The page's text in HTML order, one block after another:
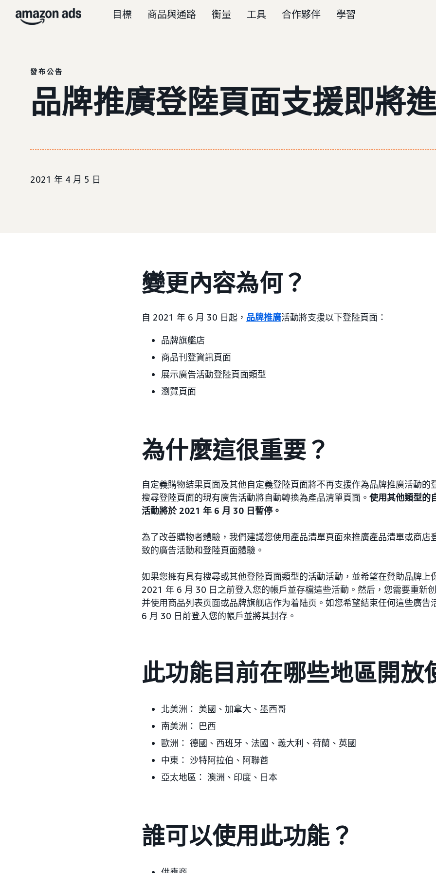
目標 商品與通路 衡量 工具 合作夥伴 學習
發布公告
品牌推廣登陸頁面支援即將
2021 年 4 月 5 日
變更內容為何？
自 2021 年 6 月 30 日起， 品牌推廣活動將支援以下登陸頁面：
品牌旗艦店
商品刊登資訊頁面
展示廣告活動登陸頁面類型
瀏覽頁面
為什麼這很重要？
自定義購物結果頁面及其他自定義登陸頁面將不再支援作為品牌推廣活動的
搜尋登陸頁面的現有廣告活動將自動轉換為產品清單頁面。 使用其他類型的
活動將於 2021 年 6 月 30 日暫停。
為了改善購物者體驗，我們建議您使用產品清單頁面來推廣產品清單或商店
致的廣告活動和登陸頁面體驗。
如果您擁有具有搜尋或其他登陸頁面類型的活動活動，並希望在贊助品牌上
2021 年 6 月 30 日之前登入您的帳戶並存檔這些活動。然后，您需要重新
并使用商品列表页面或品牌旗舰店作为着陆页。如您希望結束任何這些廣告
6 月 30 日前登入您的帳戶並將其封存。
此功能目前在哪些地區開放
北美洲： 美國、加拿大、墨西哥
南美洲：
巴西
歐洲： 德國、西班牙、法國、義大利、荷蘭、英國
中東： 沙特阿拉伯、阿聯酋
亞太地區： 澳洲、印度、日本
誰可以使用此功能？